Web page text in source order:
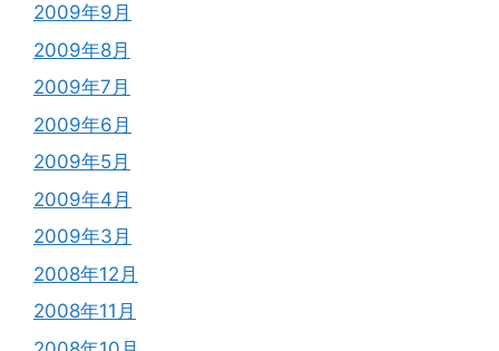
2009年9月
2009年8月
2009年7月
2009年6月
2009年5月
2009年4月
2009年3月
2008年12月
2008年11月